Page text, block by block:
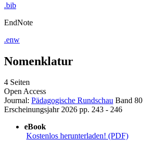
.bib
EndNote
.enw
Nomenklatur
4 Seiten
Open Access
Journal: Pädagogische Rundschau Band 80
Erscheinungsjahr 2026 pp. 243 - 246
eBook
Kostenlos herunterladen! (PDF)